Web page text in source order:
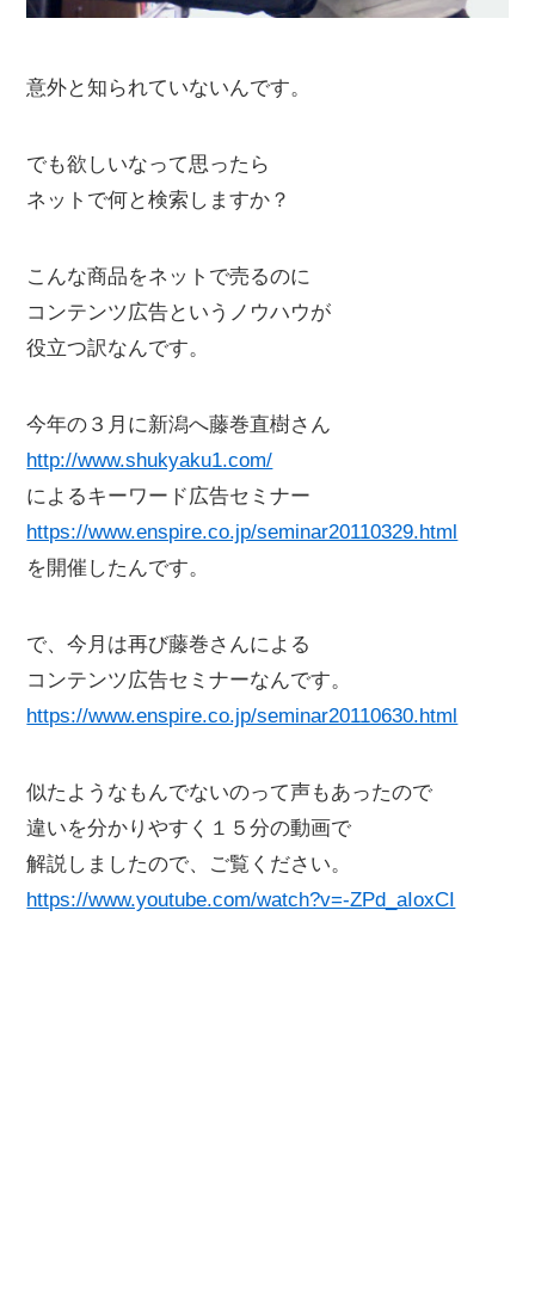
意外と知られていないんです。
でも欲しいなって思ったら
ネットで何と検索しますか？
こんな商品をネットで売るのに
コンテンツ広告というノウハウが
役立つ訳なんです。
今年の３月に新潟へ藤巻直樹さん
http://www.shukyaku1.com/
によるキーワード広告セミナー
https://www.enspire.co.jp/seminar20110329.html
を開催したんです。
で、今月は再び藤巻さんによる
コンテンツ広告セミナーなんです。
https://www.enspire.co.jp/seminar20110630.html
似たようなもんでないのって声もあったので
違いを分かりやすく１５分の動画で
解説しましたので、ご覧ください。
https://www.youtube.com/watch?v=-ZPd_aIoxCI